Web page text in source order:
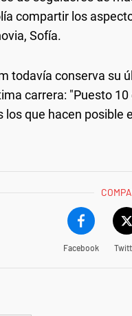
compartir los
Sofía.
todavía conserva su
carrera: "Puesto
los que hacen posible
Facebook